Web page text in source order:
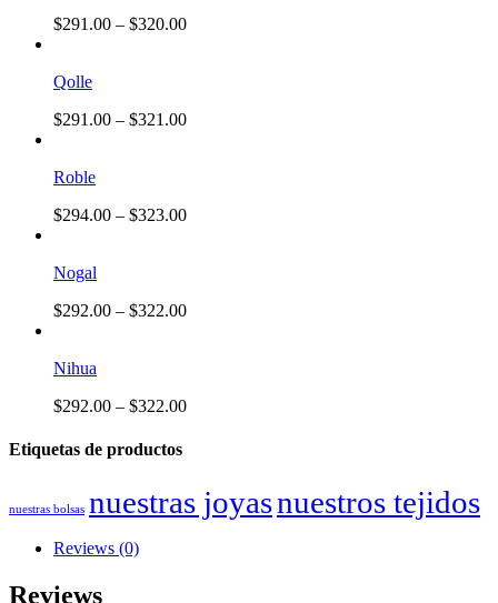
$291.00 – $320.00
Qolle
$291.00 – $321.00
Roble
$294.00 – $323.00
Nogal
$292.00 – $322.00
Nihua
$292.00 – $322.00
Etiquetas de productos
nuestras bolsas nuestras joyasnuestros tejidos
Reviews (0)
Reviews